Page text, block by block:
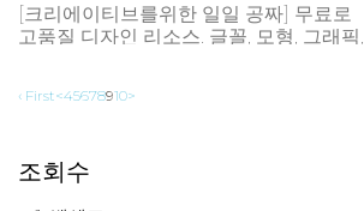
[크리에이티브를위한 일일 공짜] 무료로
고품질 디자인 리소스. 글꼴, 모형, 그래픽,
제작되었습니다. 컨텐츠 : 디자인이미지,
CC0 / 출처�
‹ First<45678910>
조회수